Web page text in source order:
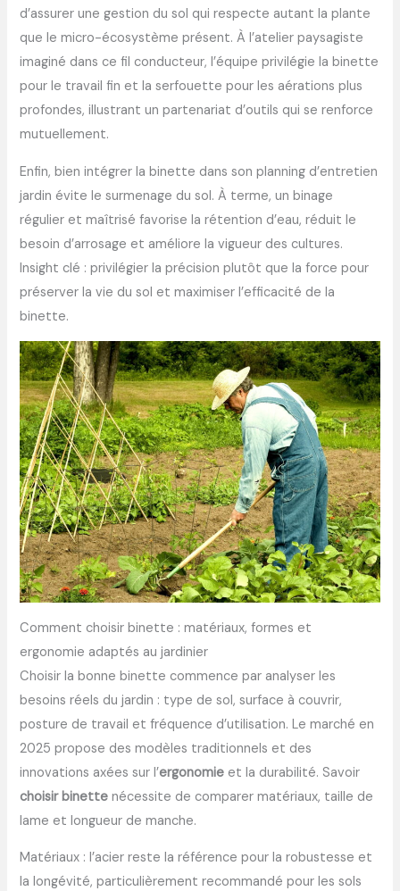
d’assurer une gestion du sol qui respecte autant la plante
que le micro-écosystème présent. À l’atelier paysagiste
imaginé dans ce fil conducteur, l’équipe privilégie la binette
pour le travail fin et la serfouette pour les aérations plus
profondes, illustrant un partenariat d’outils qui se renforce
mutuellement.
Enfin, bien intégrer la binette dans son planning d’entretien
jardin évite le surmenage du sol. À terme, un binage
régulier et maîtrisé favorise la rétention d’eau, réduit le
besoin d’arrosage et améliore la vigueur des cultures.
Insight clé : privilégier la précision plutôt que la force pour
préserver la vie du sol et maximiser l’efficacité de la
binette.
Comment choisir binette : matériaux, formes et
ergonomie adaptés au jardinier
Choisir la bonne binette commence par analyser les
besoins réels du jardin : type de sol, surface à couvrir,
posture de travail et fréquence d’utilisation. Le marché en
2025 propose des modèles traditionnels et des
innovations axées sur l’ergonomie et la durabilité. Savoir
choisir binette nécessite de comparer matériaux, taille de
lame et longueur de manche.
Matériaux : l’acier reste la référence pour la robustesse et
la longévité, particulièrement recommandé pour les sols